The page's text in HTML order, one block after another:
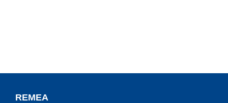
REMEA